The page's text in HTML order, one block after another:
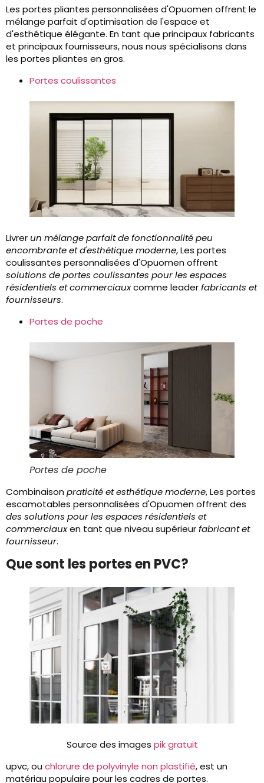
Les portes pliantes personnalisées d'Opuomen offrent le
mélange parfait d'optimisation de l'espace et
d'esthétique élégante. En tant que principaux fabricants
et principaux fournisseurs, nous nous spécialisons dans
les portes pliantes en gros.
Portes coulissantes
Livrerun mélange parfait de fonctionnalité peu
encombrante et d'esthétique moderne, Les portes
coulissantes personnalisées d'Opuomen offrent
solutions de portes coulissantes pour les espaces
résidentiels et commerciauxcomme leaderfabricants et
fournisseurs.
Portes de poche
Portes de poche
Combinaison praticité et esthétique moderne, Les portes
escamotables personnalisées d'Opuomen offrent des
des solutions pour les espaces résidentiels et
commerciauxen tant que niveau supérieurfabricant et
fournisseur.
Que sont les portes en PVC?
Source des images pik gratuit
upvc, ou chlorure de polyvinyle non plastifié, est un
matériau populaire pour les cadres de portes.